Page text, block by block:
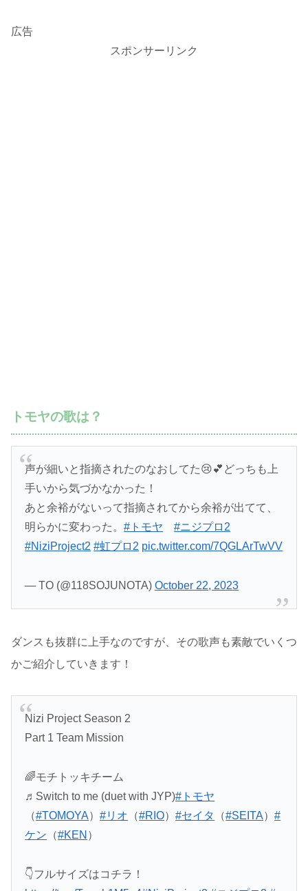
広告
スポンサーリンク
トモヤの歌は？
声が細いと指摘されたのなおしてた😢💕どっちも上
手いから気づかなかった！
あと余裕がないって指摘されてから余裕が出てて、
明らかに変わった。#トモヤ
#ニジプロ2
#NiziProject2 #虹プロ2 pic.twitter.com/7QGLArTwVV
— TO (@118SOJUNOTA)October 22, 2023
ダンスも抜群に上手なのですが、その歌声も素敵でいくつ
かご紹介していきます！
Nizi Project Season 2
Part 1 Team Mission
🌈モチトッキチーム
♬Switch to me (duet with JYP)#トモヤ
（#TOMOYA）#リオ （#RIO）#セイタ （#SEITA）#
ケン （#KEN ）
👇フルサイズはコチラ！